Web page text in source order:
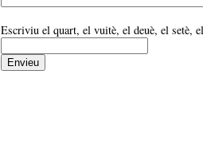
Escriviu el quart, el vuitè, el deuè, el setè,